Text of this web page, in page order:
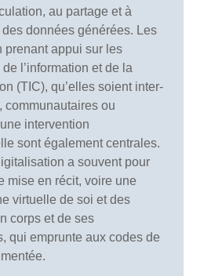
au partage et à
des données générées. Les
prenant appui sur les
l’information et de la
(TIC), qu’elles soient inter-
communautaires ou
intervention
sont également centrales.
a souvent pour
mise en récit, voire une
virtuelle de soi et des
corps et de ses
qui emprunte aux codes de